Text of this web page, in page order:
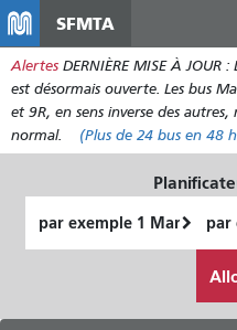
SFMTA
Alertes DERNIÈRE MISE À
est désormais ouverte. Les bus
et 9R, en sens inverse des
normal.
(Plus de 24 bus en 48
de
final